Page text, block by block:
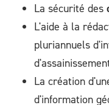
La sécurité des
L'aide à la
pluriannuels
La création
d'information